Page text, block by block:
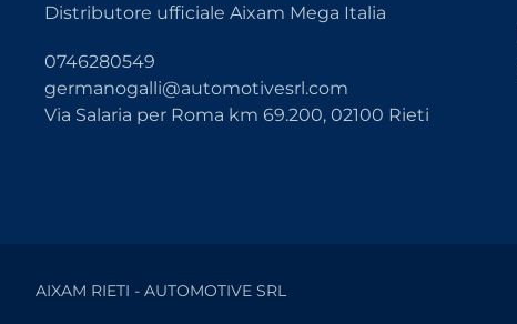
Distributore ufficiale Aixam Mega Italia
0746280549
germanogalli@automotivesrl.com
Via Salaria per Roma km 69.200, 02100 Rieti
AIXAM RIETI - AUTOMOTIVE SRL